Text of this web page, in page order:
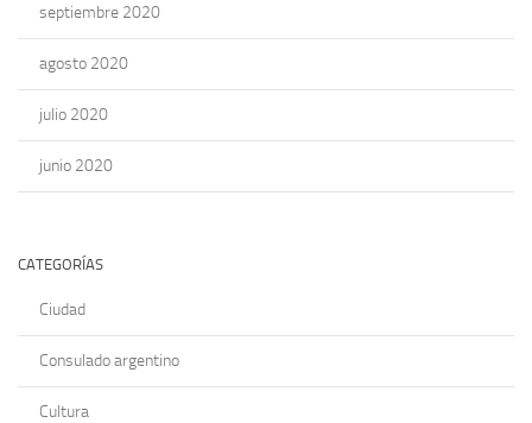
septiembre 2020
agosto 2020
julio 2020
junio 2020
CATEGORÍAS
Ciudad
Consulado argentino
Cultura